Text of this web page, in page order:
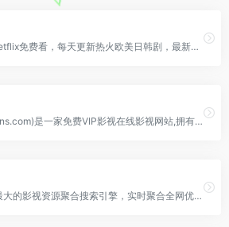
大米星球 奈飞Netflix免费看，每天更新热火欧美日韩剧，最新韩国电影，在线免费电影网，VIP视频免费看！
玺心影视(v.jkydns.com)是一家免费VIP影视在线影视网站,拥有海量、优质、新视觉高清电影和好看的电视剧,清晰画质在线动漫。专业全网收集最新,最好看的
豌豆Pro是中国最大的影视资源聚合搜索引擎，实时聚合全网优质影视资源，同时支持在线、下载和字幕。电影、电视剧、动漫、综艺、记录片应有尽有。